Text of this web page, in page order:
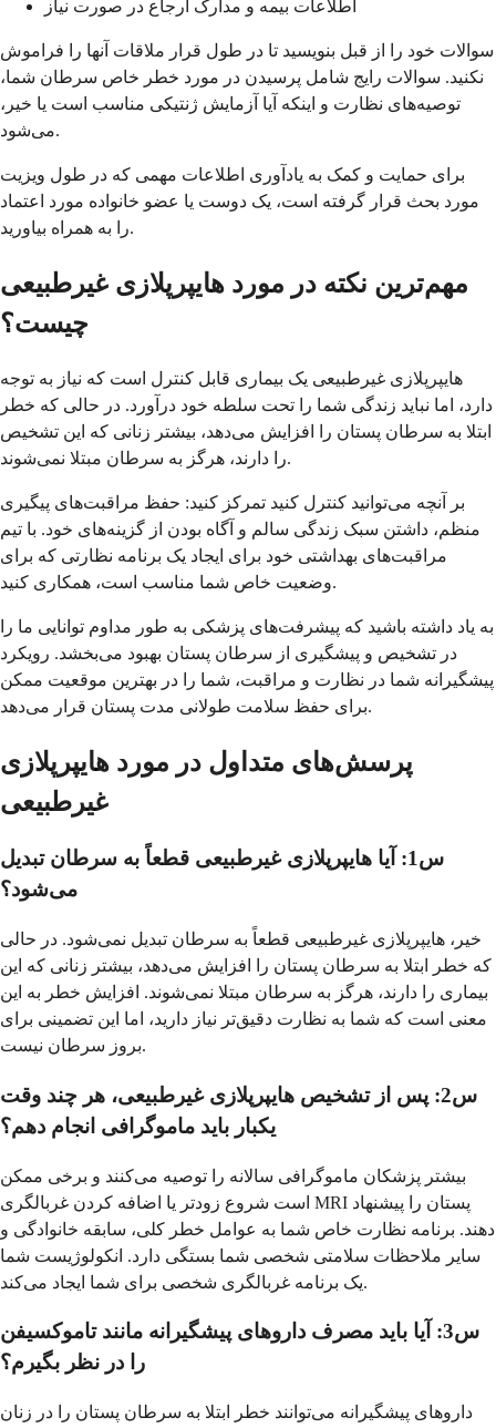
اطلاعات بیمه و مدارک ارجاع در صورت نیاز
سوالات خود را از قبل بنویسید تا در طول قرار ملاقات آنها را فراموش
نکنید. سوالات رایج شامل پرسیدن در مورد خطر خاص سرطان شما،
توصیه‌های نظارت و اینکه آیا آزمایش ژنتیکی مناسب است یا خیر،
می‌شود.
برای حمایت و کمک به یادآوری اطلاعات مهمی که در طول ویزیت
مورد بحث قرار گرفته است، یک دوست یا عضو خانواده مورد اعتماد
را به همراه بیاورید.
مهم‌ترین نکته در مورد هایپرپلازی غیرطبیعی
چیست؟
هایپرپلازی غیرطبیعی یک بیماری قابل کنترل است که نیاز به توجه
دارد، اما نباید زندگی شما را تحت سلطه خود درآورد. در حالی که خطر
ابتلا به سرطان پستان را افزایش می‌دهد، بیشتر زنانی که این تشخیص
را دارند، هرگز به سرطان مبتلا نمی‌شوند.
بر آنچه می‌توانید کنترل کنید تمرکز کنید: حفظ مراقبت‌های پیگیری
منظم، داشتن سبک زندگی سالم و آگاه بودن از گزینه‌های خود. با تیم
مراقبت‌های بهداشتی خود برای ایجاد یک برنامه نظارتی که برای
وضعیت خاص شما مناسب است، همکاری کنید.
به یاد داشته باشید که پیشرفت‌های پزشکی به طور مداوم توانایی ما را
در تشخیص و پیشگیری از سرطان پستان بهبود می‌بخشد. رویکرد
پیشگیرانه شما در نظارت و مراقبت، شما را در بهترین موقعیت ممکن
برای حفظ سلامت طولانی مدت پستان قرار می‌دهد.
پرسش‌های متداول در مورد هایپرپلازی
غیرطبیعی
س1: آیا هایپرپلازی غیرطبیعی قطعاً به سرطان تبدیل
می‌شود؟
خیر، هایپرپلازی غیرطبیعی قطعاً به سرطان تبدیل نمی‌شود. در حالی
که خطر ابتلا به سرطان پستان را افزایش می‌دهد، بیشتر زنانی که این
بیماری را دارند، هرگز به سرطان مبتلا نمی‌شوند. افزایش خطر به این
معنی است که شما به نظارت دقیق‌تر نیاز دارید، اما این تضمینی برای
بروز سرطان نیست.
س2: پس از تشخیص هایپرپلازی غیرطبیعی، هر چند وقت
یکبار باید ماموگرافی انجام دهم؟
بیشتر پزشکان ماموگرافی سالانه را توصیه می‌کنند و برخی ممکن
است شروع زودتر یا اضافه کردن غربالگری MRI پستان را پیشنهاد
دهند. برنامه نظارت خاص شما به عوامل خطر کلی، سابقه خانوادگی و
سایر ملاحظات سلامتی شخصی شما بستگی دارد. انکولوژیست شما
یک برنامه غربالگری شخصی برای شما ایجاد می‌کند.
س3: آیا باید مصرف داروهای پیشگیرانه مانند تاموکسیفن
را در نظر بگیرم؟
داروهای پیشگیرانه می‌توانند خطر ابتلا به سرطان پستان را در زنان